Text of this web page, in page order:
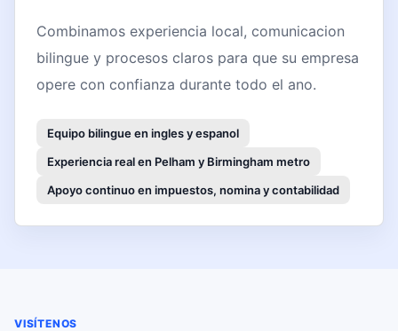
Combinamos experiencia local, comunicacion
bilingue y procesos claros para que su empresa
opere con confianza durante todo el ano.
Equipo bilingue en ingles y espanol
Experiencia real en Pelham y Birmingham metro
Apoyo continuo en impuestos, nomina y contabilidad
VISÍTENOS